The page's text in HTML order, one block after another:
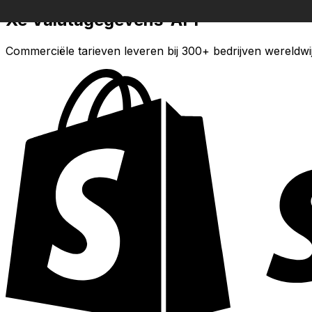
Xe Valutagegevens-API
Commerciële tarieven leveren bij 300+ bedrijven